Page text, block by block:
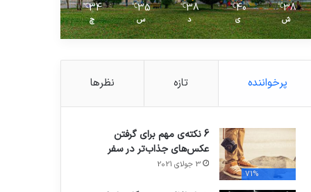
38
℃
ش
40
℃
ی
38
℃
د
35
℃
س
34
℃
چ
پرخواننده تازه نظرها
71%
6 نکته‌ی مهم برای گرفتن
عکس‌های جذاب‌تر در سفر
3 جولای 2021